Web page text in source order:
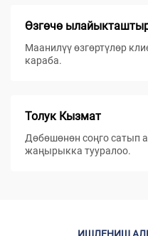
Өзгөчө
Маанилүү өзгөртүлөр
караба.
Толук Кызмат
Дөбөшөнөн соңго сатып
жаңырыкка тууралoo.
ИШЛЕНИШ